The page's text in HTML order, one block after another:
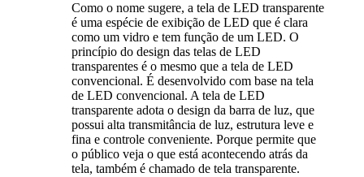
Como o nome sugere, a tela de LED transparente
é uma espécie de exibição de LED que é clara
como um vidro e tem função de um LED. O
princípio do design das telas de LED
transparentes é o mesmo que a tela de LED
convencional. É desenvolvido com base na tela
de LED convencional. A tela de LED
transparente adota o design da barra de luz, que
possui alta transmitância de luz, estrutura leve e
fina e controle conveniente. Porque permite que
o público veja o que está acontecendo atrás da
tela, também é chamado de tela transparente.